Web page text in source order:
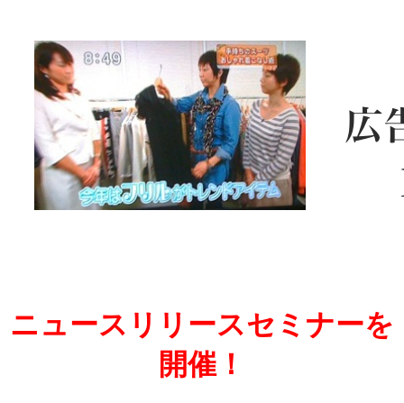
ニュースリリースセミナーを
開催！